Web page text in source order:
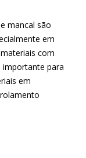
mancal são
em
com
importante para
em